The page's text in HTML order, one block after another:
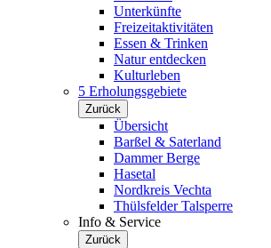
Unterkünfte
Freizeitaktivitäten
Essen & Trinken
Natur entdecken
Kulturleben
5 Erholungsgebiete
Zurück
Übersicht
Barßel & Saterland
Dammer Berge
Hasetal
Nordkreis Vechta
Thülsfelder Talsperre
Info & Service
Zurück